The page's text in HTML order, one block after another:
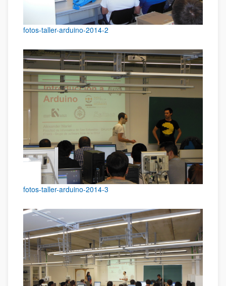
fotos-taller-arduino-2014-2
fotos-taller-arduino-2014-3